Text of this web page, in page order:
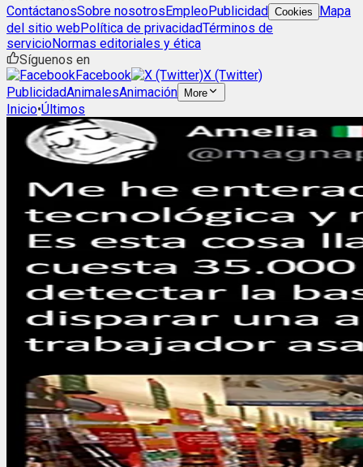
ContáctanosSobre nosotrosEmpleoPublicidad Cookies
Mapa
del sitio webPolítica de privacidadTérminos de
servicioNormas editoriales y ética
Síguenos en
Facebook
X (Twitter)
PublicidadAnimalesAnimación More
Inicio•Últimos